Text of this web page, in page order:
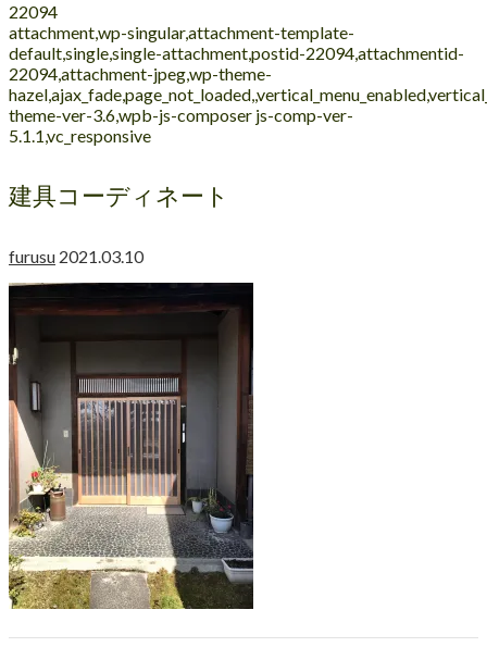
22094
attachment,wp-singular,attachment-template-
default,single,single-attachment,postid-22094,attachmentid-
22094,attachment-jpeg,wp-theme-
theme-ver-3.6,wpb-js-composer js-comp-ver-
5.1.1,vc_responsive
建具コーディネート
furusu 2021.03.10